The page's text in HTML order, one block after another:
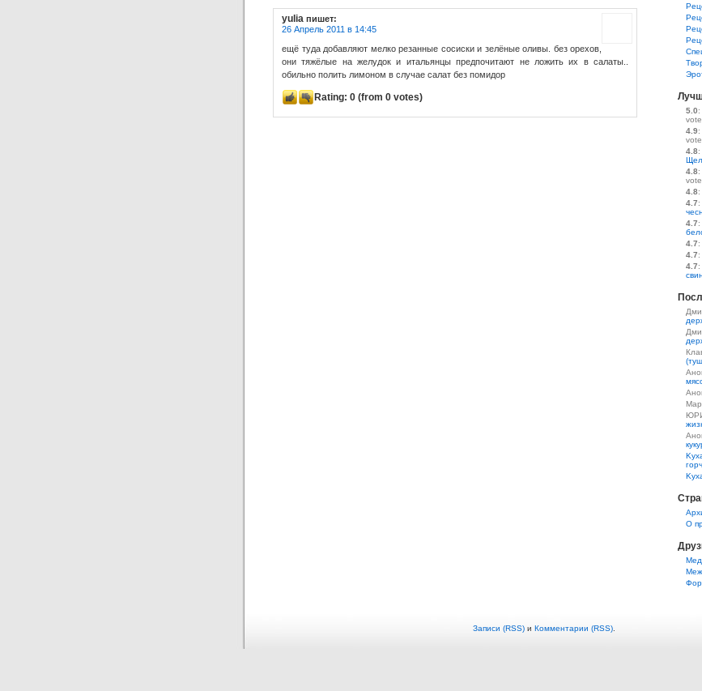
yulia пишет:
26 Апрель 2011 в 14:45
ещё туда добавляют мелко резанные сосиски и зелёные оливы. без орехов,
они тяжёлые на желудок и итальянцы предпочитают не ложить их в салаты..
обильно полить лимоном в случае салат без помидор
Rating: 0 (from 0 votes)
5.0:
4.9:
4.8:
4.8:
4.8:
4.7:
4.7:
4.7:
4.7:
4.7:
О
Записи (RSS) и Комментарии (RSS)